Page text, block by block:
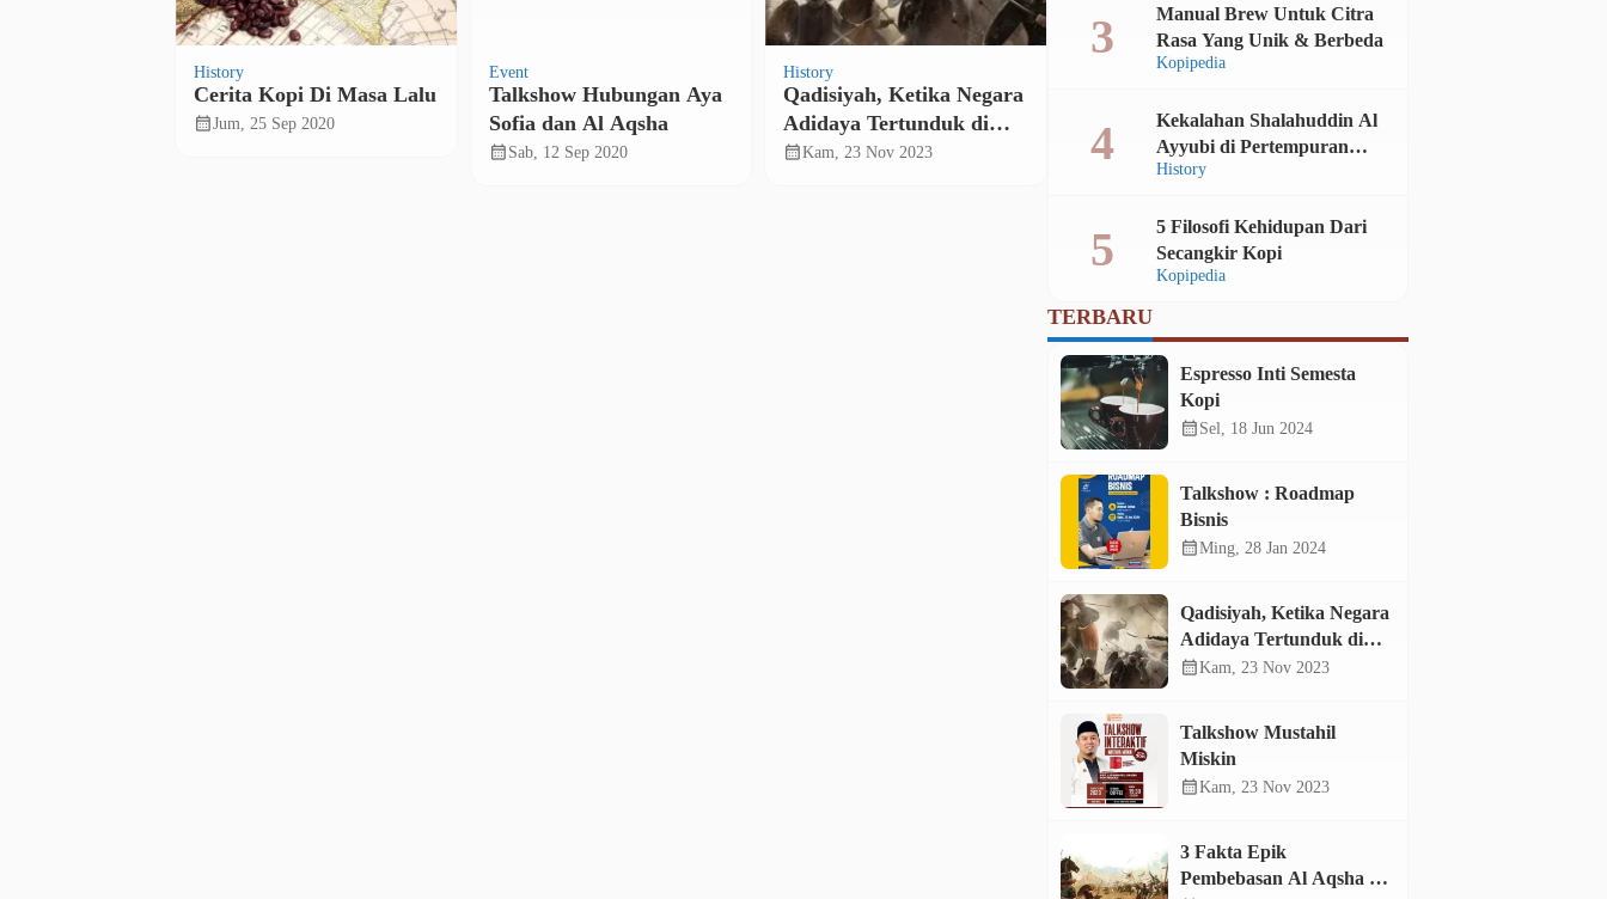
History
Cerita Kopi Di Masa Lalu
calendar_monthJum, 25 Sep 2020
Event
Talkshow Hubungan Aya
Sofia dan Al Aqsha
calendar_monthSab, 12 Sep 2020
History
Qadisiyah, Ketika Negara
Adidaya Tertunduk di
Hadapan Mujahid
calendar_monthKam, 23 Nov 2023
II Ketika Prancis
Membuat Drama Komedi
calendar_monthJum, 6 Nov 2020
IV
Kopipedia
Manual Brew Untuk Citra
Rasa Yang Unik & Berbeda
History
Kekalahan Shalahuddin Al
Ayyubi di Pertempuran
Montgisard
Kopipedia
5 Filosofi Kehidupan Dari
Secangkir Kopi
TERBARU
Espresso Inti Semesta
Kopi
calendar_monthSel, 18 Jun 2024
Talkshow : Roadmap
Bisnis
calendar_monthMing, 28 Jan 2024
Qadisiyah, Ketika Negara
Adidaya Tertunduk di
Hadapan Mujahid
calendar_monthKam, 23 Nov 2023
Talkshow Mustahil
Miskin
calendar_monthKam, 23 Nov 2023
3 Fakta Epik
Pembebasan Al Aqsha di